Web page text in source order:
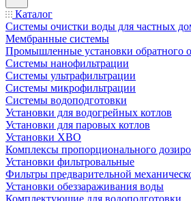
Каталог
Системы очистки воды для частных
Мембранные системы
Промышленные установки обратного
Системы нанофильтрации
Системы ультрафильтрации
Системы микрофильтрации
Системы водоподготовки
Установки для водогрейных котлов
Установки для паровых котлов
Установки ХВО
Комплексы пропорционального
Установки фильтровальные
Фильтры предварительной
Установки обеззараживания воды
Комплектующие для водоподготовки